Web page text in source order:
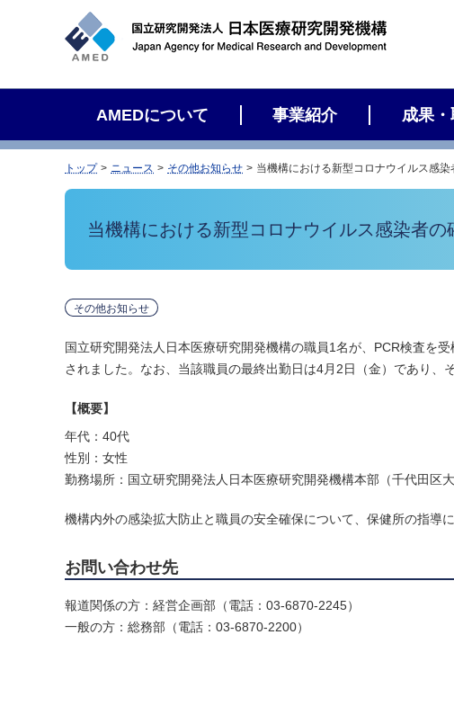
AMEDについて 事業紹介 成果・
トップ ニュース その他お知らせ 当機構における新型コロナウイルス感染
当機構における新型コロナウイルス感染者の
その他お知らせ
国立研究開発法人日本医療研究開発機構の職員1名が、PCR検査を
されました。なお、当該職員の最終出勤日は4月2日（金）であり、
【概要】
年代：40代
性別：女性
勤務場所：国立研究開発法人日本医療研究開発機構本部（千代田区大
機構内外の感染拡大防止と職員の安全確保について、保健所の指導
お問い合わせ先
報道関係の方：経営企画部（電話：03-6870-2245）
一般の方：総務部（電話：03-6870-2200）